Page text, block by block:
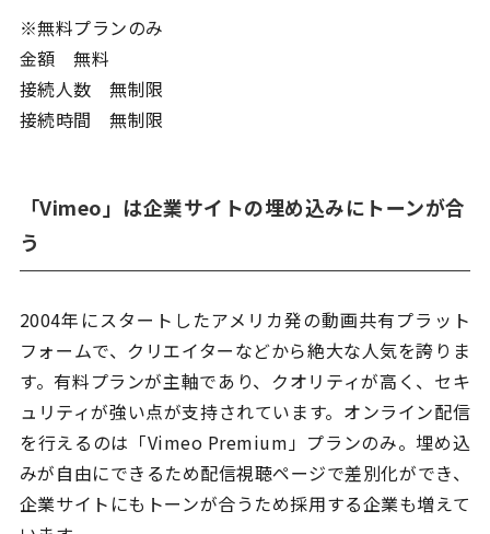
※無料プランのみ
金額 無料
接続人数 無制限
接続時間 無制限
「Vimeo」は企業サイトの埋め込みにトーンが合
う
2004年にスタートしたアメリカ発の動画共有プラット
フォームで、クリエイターなどから絶大な人気を誇りま
す。有料プランが主軸であり、クオリティが高く、セキ
ュリティが強い点が支持されています。オンライン配信
を行えるのは「Vimeo Premium」プランのみ。埋め込
みが自由にできるため配信視聴ページで差別化ができ、
企業サイトにもトーンが合うため採用する企業も増えて